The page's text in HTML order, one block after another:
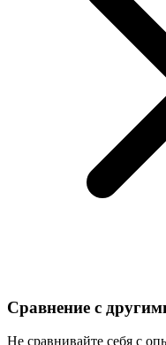
Сравнение с
Не сравнивайте себя с